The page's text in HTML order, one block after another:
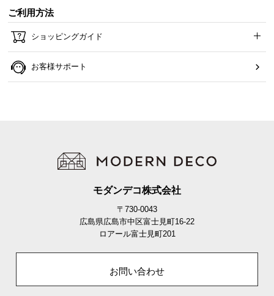
ご利用方法
ショッピングガイド
お客様サポート
モダンデコ株式会社
〒730-0043
広島県広島市中区富士見町16-22
ロアール富士見町201
お問い合わせ